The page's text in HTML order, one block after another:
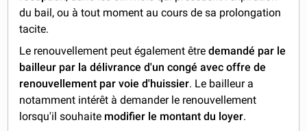
du bail, ou à tout moment au cours de sa prolongation
tacite.
Le renouvellement peut également êtredemandé par le
bailleur par la délivrance d'un congé avec offre de
renouvellement par voie d'huissier. Le bailleur a
notamment intérêt à demander le renouvellement
lorsqu'il souhaite modifier le montant du loyer.